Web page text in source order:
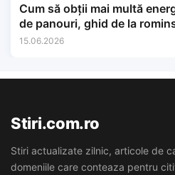
Cum să obții mai multă
de panouri, ghid de la
15.06.2026
Stiri.com.ro
Stiri actualizate zilnic, articole de
domeniile care conteaza pentru